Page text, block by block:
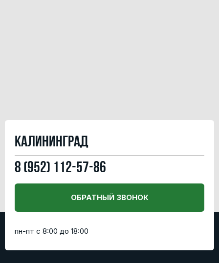
Калининград
8 (952) 112-57-86
ОБРАТНЫЙ ЗВОНОК
пн-пт с 8:00 до 18:00